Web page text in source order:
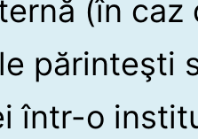
(în
părinteşti
într-o